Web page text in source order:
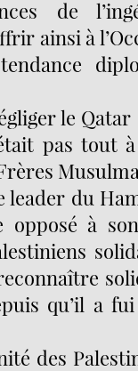
de
ainsi à
le
pas tout
du
opposé à
qu’il a
des